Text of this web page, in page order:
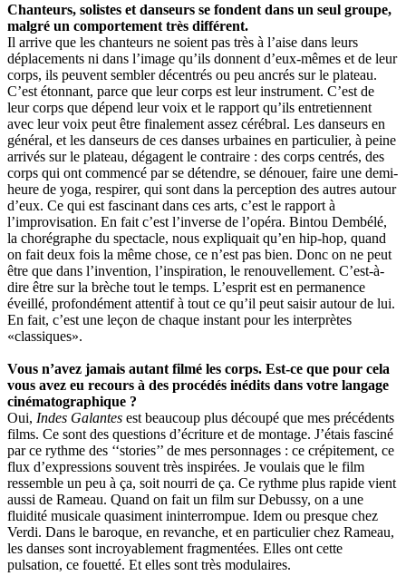
Chanteurs, solistes et danseurs se fondent dans un seul groupe,
malgré un comportement très différent.
Il arrive que les chanteurs ne soient pas très à l’aise dans leurs
déplacements ni dans l’image qu’ils donnent d’eux-mêmes et de leur
corps, ils peuvent sembler décentrés ou peu ancrés sur le plateau.
C’est étonnant, parce que leur corps est leur instrument. C’est de
leur corps que dépend leur voix et le rapport qu’ils entretiennent
avec leur voix peut être finalement assez cérébral. Les danseurs en
général, et les danseurs de ces danses urbaines en particulier, à peine
arrivés sur le plateau, dégagent le contraire : des corps centrés, des
corps qui ont commencé par se détendre, se dénouer, faire une demi-
heure de yoga, respirer, qui sont dans la perception des autres autour
d’eux. Ce qui est fascinant dans ces arts, c’est le rapport à
l’improvisation. En fait c’est l’inverse de l’opéra. Bintou Dembélé,
la chorégraphe du spectacle, nous expliquait qu’en hip-hop, quand
on fait deux fois la même chose, ce n’est pas bien. Donc on ne peut
être que dans l’invention, l’inspiration, le renouvellement. C’est-à-
dire être sur la brèche tout le temps. L’esprit est en permanence
éveillé, profondément attentif à tout ce qu’il peut saisir autour de lui.
En fait, c’est une leçon de chaque instant pour les interprètes
«classiques».
Vous n’avez jamais autant filmé les corps. Est-ce que pour cela
vous avez eu recours à des procédés inédits dans votre langage
cinématographique ?
Oui, Indes Galantes est beaucoup plus découpé que mes précédents
films. Ce sont des questions d’écriture et de montage. J’étais fasciné
par ce rythme des ‘‘stories’’ de mes personnages : ce crépitement, ce
flux d’expressions souvent très inspirées. Je voulais que le film
ressemble un peu à ça, soit nourri de ça. Ce rythme plus rapide vient
aussi de Rameau. Quand on fait un film sur Debussy, on a une
fluidité musicale quasiment ininterrompue. Idem ou presque chez
Verdi. Dans le baroque, en revanche, et en particulier chez Rameau,
les danses sont incroyablement fragmentées. Elles ont cette
pulsation, ce fouetté. Et elles sont très modulaires.